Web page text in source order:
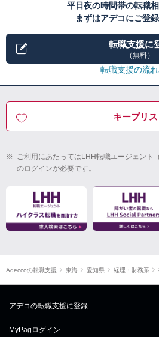
平日夜の時間帯の転職
まずはアデコにご登
転職支援に
（無料）
転職支援の流れ
キープリス
※ ご利用にあたってはLHH転職エージェント
のログインが必要です。
Adeccoの転職支援 東海 愛知県 経理・財務系
アデコの転職支援に登録
MyPagログイン